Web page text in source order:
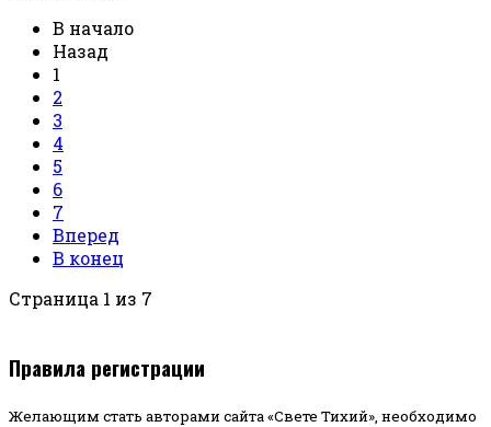
В начало
Назад
1
2
3
4
5
6
7
Вперед
В конец
Страница 1 из 7
Правила регистрации
Желающим стать авторами сайта «Свете Тихий», необходимо